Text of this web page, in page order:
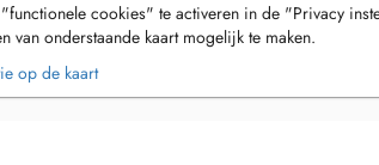
cookies" te activeren in de "Privacy
van onderstaande kaart mogelijk te maken.
op de kaart